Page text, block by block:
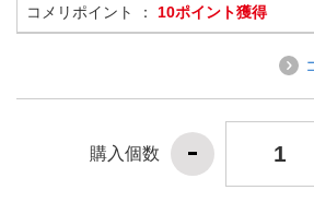
コメリポイント ： 10ポイント獲得
購入個数